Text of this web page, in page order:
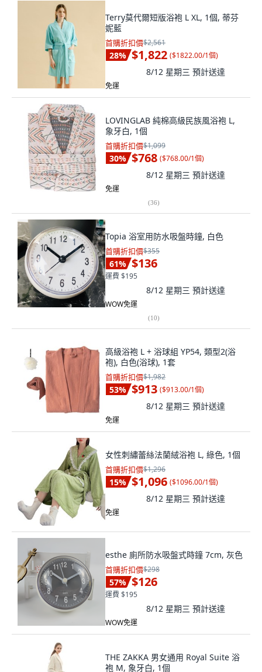
Terry莫代爾短版浴袍 L XL, 1個, 蒂芬
妮藍
首購折扣價$2,561
28% $1,822 ($1822.00/1個)
8/12 星期三 預計送達
免運
LOVINGLAB 純棉高級民族風浴袍 L,
象牙白, 1個
首購折扣價$1,099
30% $768 ($768.00/1個)
8/12 星期三 預計送達
免運
(36)
Topia 浴室用防水吸盤時鐘, 白色
首購折扣價$355
61% $136
運費 $195
8/12 星期三 預計送達
WOW免運
(10)
高級浴袍 L + 浴球組 YP54, 類型2(浴
袍), 白色(浴球), 1套
首購折扣價$1,982
53% $913 ($913.00/1個)
8/12 星期三 預計送達
免運
女性刺繡蕾絲法蘭絨浴袍 L, 綠色, 1個
首購折扣價$1,296
15% $1,096 ($1096.00/1個)
8/12 星期三 預計送達
免運
esthe 廁所防水吸盤式時鐘 7cm, 灰色
首購折扣價$298
57% $126
運費 $195
8/12 星期三 預計送達
WOW免運
THE ZAKKA 男女通用 Royal Suite 浴
袍 M, 象牙白, 1個